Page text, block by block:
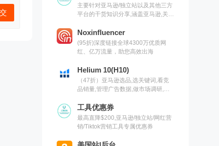
主要针对亚马逊/独立站以及其他三方
平台的干货知识分享,涵盖亚马逊,关键
具以及出海干货集锦,欢迎关注
Noxinfluencer
(95折)深度链接全球4300万优质网
红、亿万流量，助您高效出海
Helium 10(H10)
（47折）亚马逊选品,选关键词,看竞
品销量,管理广告数据,做市场调研,有
工具优惠券
最高直降$200,亚马逊/独立站/网红营
销/Tiktok营销工具专属优惠券